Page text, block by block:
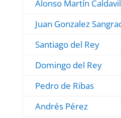
Alonso Martín
Juan Gonzalez
Santiago del Rey
Domingo del Rey
Pedro de Ribas
Andrés Pérez